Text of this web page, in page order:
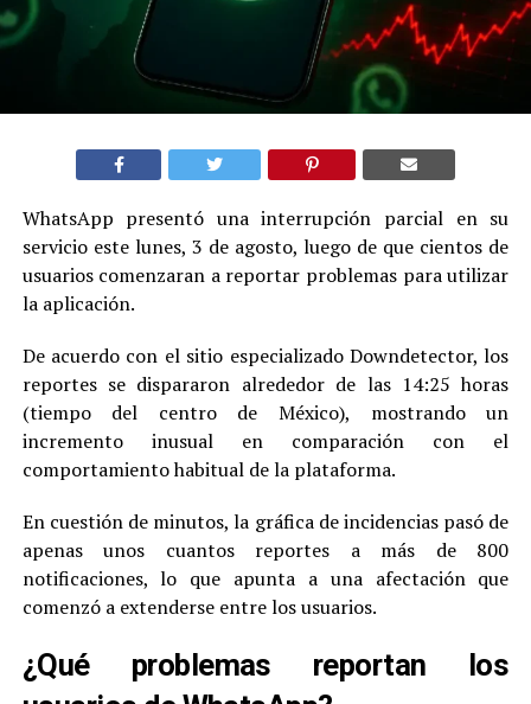
WhatsApp presentó una interrupción parcial en su
servicio este lunes, 3 de agosto, luego de que cientos de
usuarios comenzaran a reportar problemas para utilizar
la aplicación.
De acuerdo con el sitio especializado Downdetector, los
reportes se dispararon alrededor de las 14:25 horas
(tiempo del centro de México), mostrando un
incremento inusual en comparación con el
comportamiento habitual de la plataforma.
En cuestión de minutos, la gráfica de incidencias pasó de
apenas unos cuantos reportes a más de 800
notificaciones, lo que apunta a una afectación que
comenzó a extenderse entre los usuarios.
¿Qué problemas reportan los